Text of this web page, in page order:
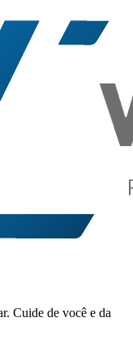
Cuide de você e da